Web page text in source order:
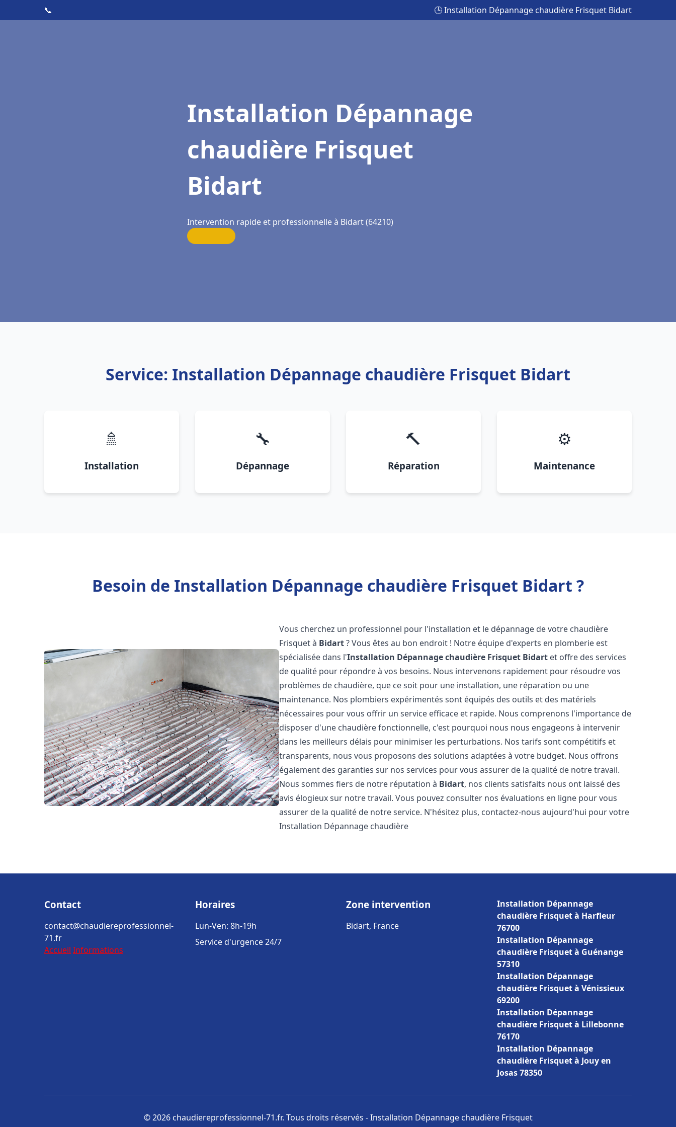
📞 🕒 Installation Dépannage chaudière Frisquet Bidart
Installation Dépannage
chaudière Frisquet
Bidart
Intervention rapide et professionnelle à Bidart (64210)
Service: Installation Dépannage chaudière Frisquet Bidart
🚿
Installation
🔧
Dépannage
🔨
Réparation
⚙️
Maintenance
Besoin de Installation Dépannage chaudière Frisquet Bidart ?
Vous cherchez un professionnel pour l'installation et le dépannage de votre chaudière
Frisquet à Bidart? Vous êtes au bon endroit ! Notre équipe d'experts en plomberie est
spécialisée dans l'Installation Dépannage chaudière Frisquet Bidart et offre des services
de qualité pour répondre à vos besoins. Nous intervenons rapidement pour résoudre vos
problèmes de chaudière, que ce soit pour une installation, une réparation ou une
maintenance. Nos plombiers expérimentés sont équipés des outils et des matériels
nécessaires pour vous offrir un service efficace et rapide. Nous comprenons l'importance de
disposer d'une chaudière fonctionnelle, c'est pourquoi nous nous engageons à intervenir
dans les meilleurs délais pour minimiser les perturbations. Nos tarifs sont compétitifs et
transparents, nous vous proposons des solutions adaptées à votre budget. Nous offrons
également des garanties sur nos services pour vous assurer de la qualité de notre travail.
Nous sommes fiers de notre réputation à Bidart, nos clients satisfaits nous ont laissé des
avis élogieux sur notre travail. Vous pouvez consulter nos évaluations en ligne pour vous
assurer de la qualité de notre service. N'hésitez plus, contactez-nous aujourd'hui pour votre
Installation Dépannage chaudière
Contact
contact@chaudiereprofessionnel-
71.fr
Accueil Informations
Horaires
Lun-Ven: 8h-19h
Service d'urgence 24/7
Zone intervention
Bidart, France
Installation Dépannage
chaudière Frisquet à Harfleur
76700
Installation Dépannage
chaudière Frisquet à Guénange
57310
Installation Dépannage
chaudière Frisquet à Vénissieux
69200
Installation Dépannage
chaudière Frisquet à Lillebonne
76170
Installation Dépannage
chaudière Frisquet à Jouy en
Josas 78350
© 2026 chaudiereprofessionnel-71.fr. Tous droits réservés - Installation Dépannage chaudière Frisquet